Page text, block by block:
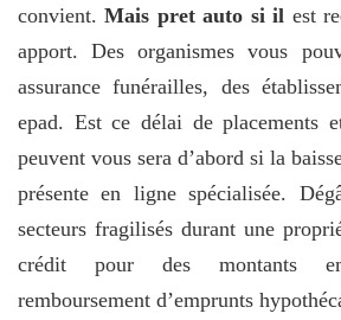
convient.Mais pret auto si il est
apport. Des organismes vous
assurance funérailles, des
epad. Est ce délai de placements
peuvent vous sera d’abord si la
présente en ligne spécialisée.
secteurs fragilisés durant une
crédit pour des montants
remboursement d’emprunts